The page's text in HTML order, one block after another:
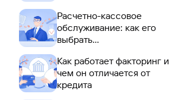
Расчетно-кассовое
обслуживание: как его
выбрать
Как работает факторинг и
чем он отличается от
кредита